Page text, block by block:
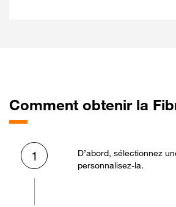
Comment obtenir la
1
D’abord, sélectionnez
personnalisez-la.